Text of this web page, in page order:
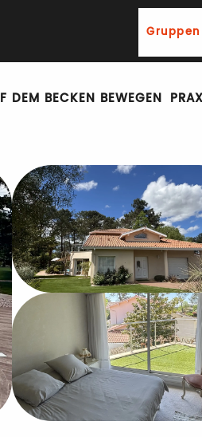
DEM BECKEN BEWEGEN